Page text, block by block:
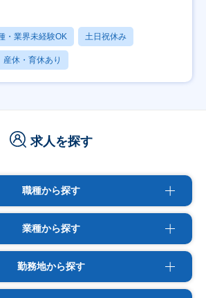
・業界未経験OK 土日祝休み
産休・育休あり
求人を探す
職種から探す
業種から探す
勤務地から探す